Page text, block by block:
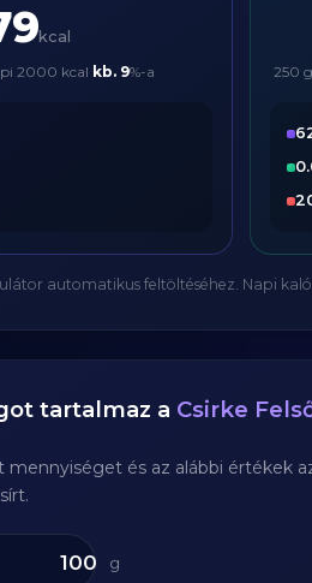
kcal
2000 kcal kb. 9%-a
250 g
automatikus feltöltéséhez. Napi
tartalmaz a Csirke
és az alábbi értékek
g